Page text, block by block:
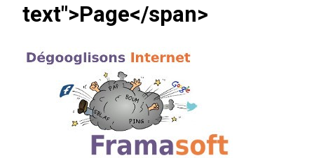
text">Page</span>